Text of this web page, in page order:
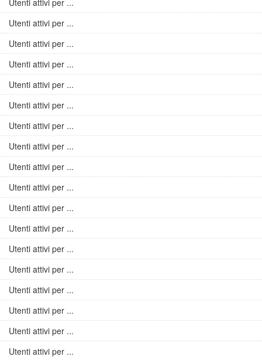
Utenti attivi per ...
Utenti attivi per ...
Utenti attivi per ...
Utenti attivi per ...
Utenti attivi per ...
Utenti attivi per ...
Utenti attivi per ...
Utenti attivi per ...
Utenti attivi per ...
Utenti attivi per ...
Utenti attivi per ...
Utenti attivi per ...
Utenti attivi per ...
Utenti attivi per ...
Utenti attivi per ...
Utenti attivi per ...
Utenti attivi per ...
Utenti attivi per ...